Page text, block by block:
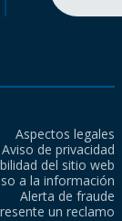
Aspectos legales
Aviso de privacidad
del sitio web
a la información
Alerta de fraude
un reclamo